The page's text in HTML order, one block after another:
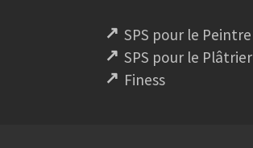
SPS pour le Peintre
SPS pour le Plâtrier
Finess